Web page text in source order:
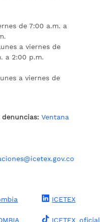
de 7:00 a.m. a
a viernes de
a 2:00 p.m.
a viernes de
denuncias: Ventana
ICETEX
ICETEX_oficial